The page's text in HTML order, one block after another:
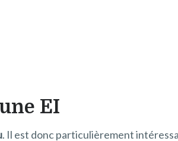
EI
. Il est donc particulièrement